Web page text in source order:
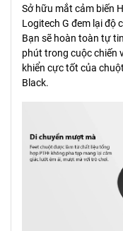
Sở hữu mắt cảm biến
Logitech G đem lại độ
Bạn sẽ hoàn toàn tự
phút trong cuộc chiến
khiển cực tốt của
Black.